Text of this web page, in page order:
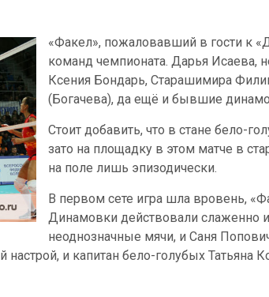
«Факел», пожаловавший в гости к
команд чемпионата. Дарья Исаева,
Ксения Бондарь, Старашимира
(Богачева), да ещё и бывшие
Стоит добавить, что в стане бело-
зато на площадку в этом матче в
на поле лишь эпизодически.
В первом сете игра шла вровень,
Динамовки действовали слаженно
неоднозначные мячи, и Саня
и капитан бело-голубых Татьяна